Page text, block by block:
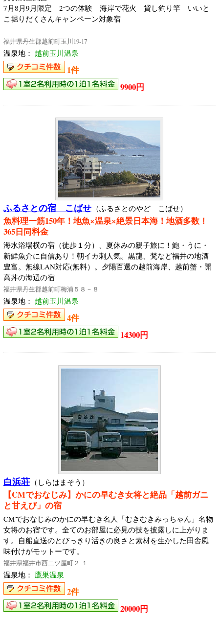
7月8月9月限定 2つの体験 海岸で花火 貸し釣り竿 いいと
こ堀りだくさんキャンペーン対象宿
福井県丹生郡越前町玉川19-17
温泉地： 越前玉川温泉
1件
9900円
ふるさとの宿 こばせ （ふるさとのやど こばせ）
魚料理一筋150年！地魚×温泉×絶景日本海！地酒多数！
365日同料金
海水浴場横の宿（徒歩１分）、夏休みの親子旅に！鮑・うに・
新鮮魚介に自信あり！朝イカ刺人気。黒龍、梵など福井の地酒
豊富。無線LAN対応(無料）。夕陽百選の越前海岸、越前蟹・開
高丼の海辺の宿
福井県丹生郡越前町梅浦５８－８
温泉地： 越前玉川温泉
4件
14300円
白浜荘 （しらはまそう）
【CMでおなじみ】かにの早むき女将と絶品「越前ガニ
と甘えび」の宿
CMでおなじみのかにの早むき名人「むきむきみっちゃん」名物
女将のお宿です。全てのお部屋に必見の技を披露しに上がりま
す。自船直送のとびっきり活きの良さと素材を生かした田舎風
味付けがモットーです。
福井県福井市西二ツ屋町２‐１
温泉地： 鷹巣温泉
2件
20000円